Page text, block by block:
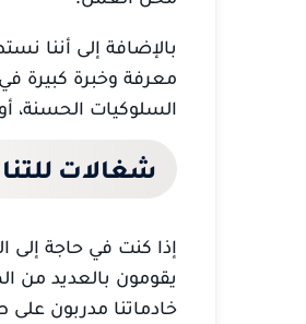
بالإضافة إلى أننا
معرفة وخبرة كبيرة
السلوكيات الحسنة،
شغالات
إذا كنت في حاجة إلى
يقومون بالعديد من
خادماتنا مدربون